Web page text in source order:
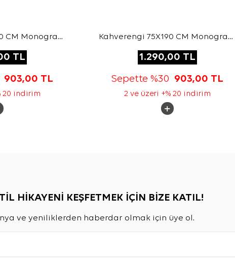
CM Monogram
TL
903,00 TL
20 indirim
Kahverengi 75X190 CM Monogram
1.290,00 TL
Sepette %30 903,00 TL
2 ve üzeri +% 20 indirim
HİKAYENİ KEŞFETMEK İÇİN BİZE KATIL!
ve yeniliklerden haberdar olmak için üye ol.